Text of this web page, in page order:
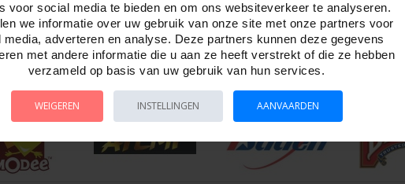
1000 stukjes Heye 29684
Art Lab. Tekenaar, Johnny Cheuk.
puzzel 50 x 70 cm.
doos, maat 37 x 27 x 5.5 cm.
voor social media te bieden en om ons websiteverkeer te analyseren.
we informatie over uw gebruik van onze site met onze partners voor
media, adverteren en analyse. Deze partners kunnen deze gegevens
met andere informatie die u aan ze heeft verstrekt of die ze hebben
verzameld op basis van uw gebruik van hun services.
WEIGEREN INSTELLINGEN AANVAARDEN